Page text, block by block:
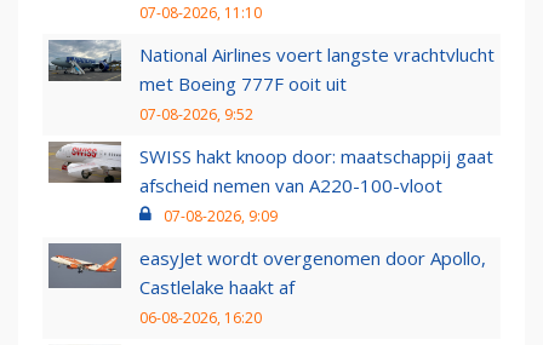
07-08-2026, 11:10
National Airlines voert langste vrachtvlucht
met Boeing 777F ooit uit
07-08-2026, 9:52
SWISS hakt knoop door: maatschappij gaat
afscheid nemen van A220-100-vloot
07-08-2026, 9:09
easyJet wordt overgenomen door Apollo,
Castlelake haakt af
06-08-2026, 16:20